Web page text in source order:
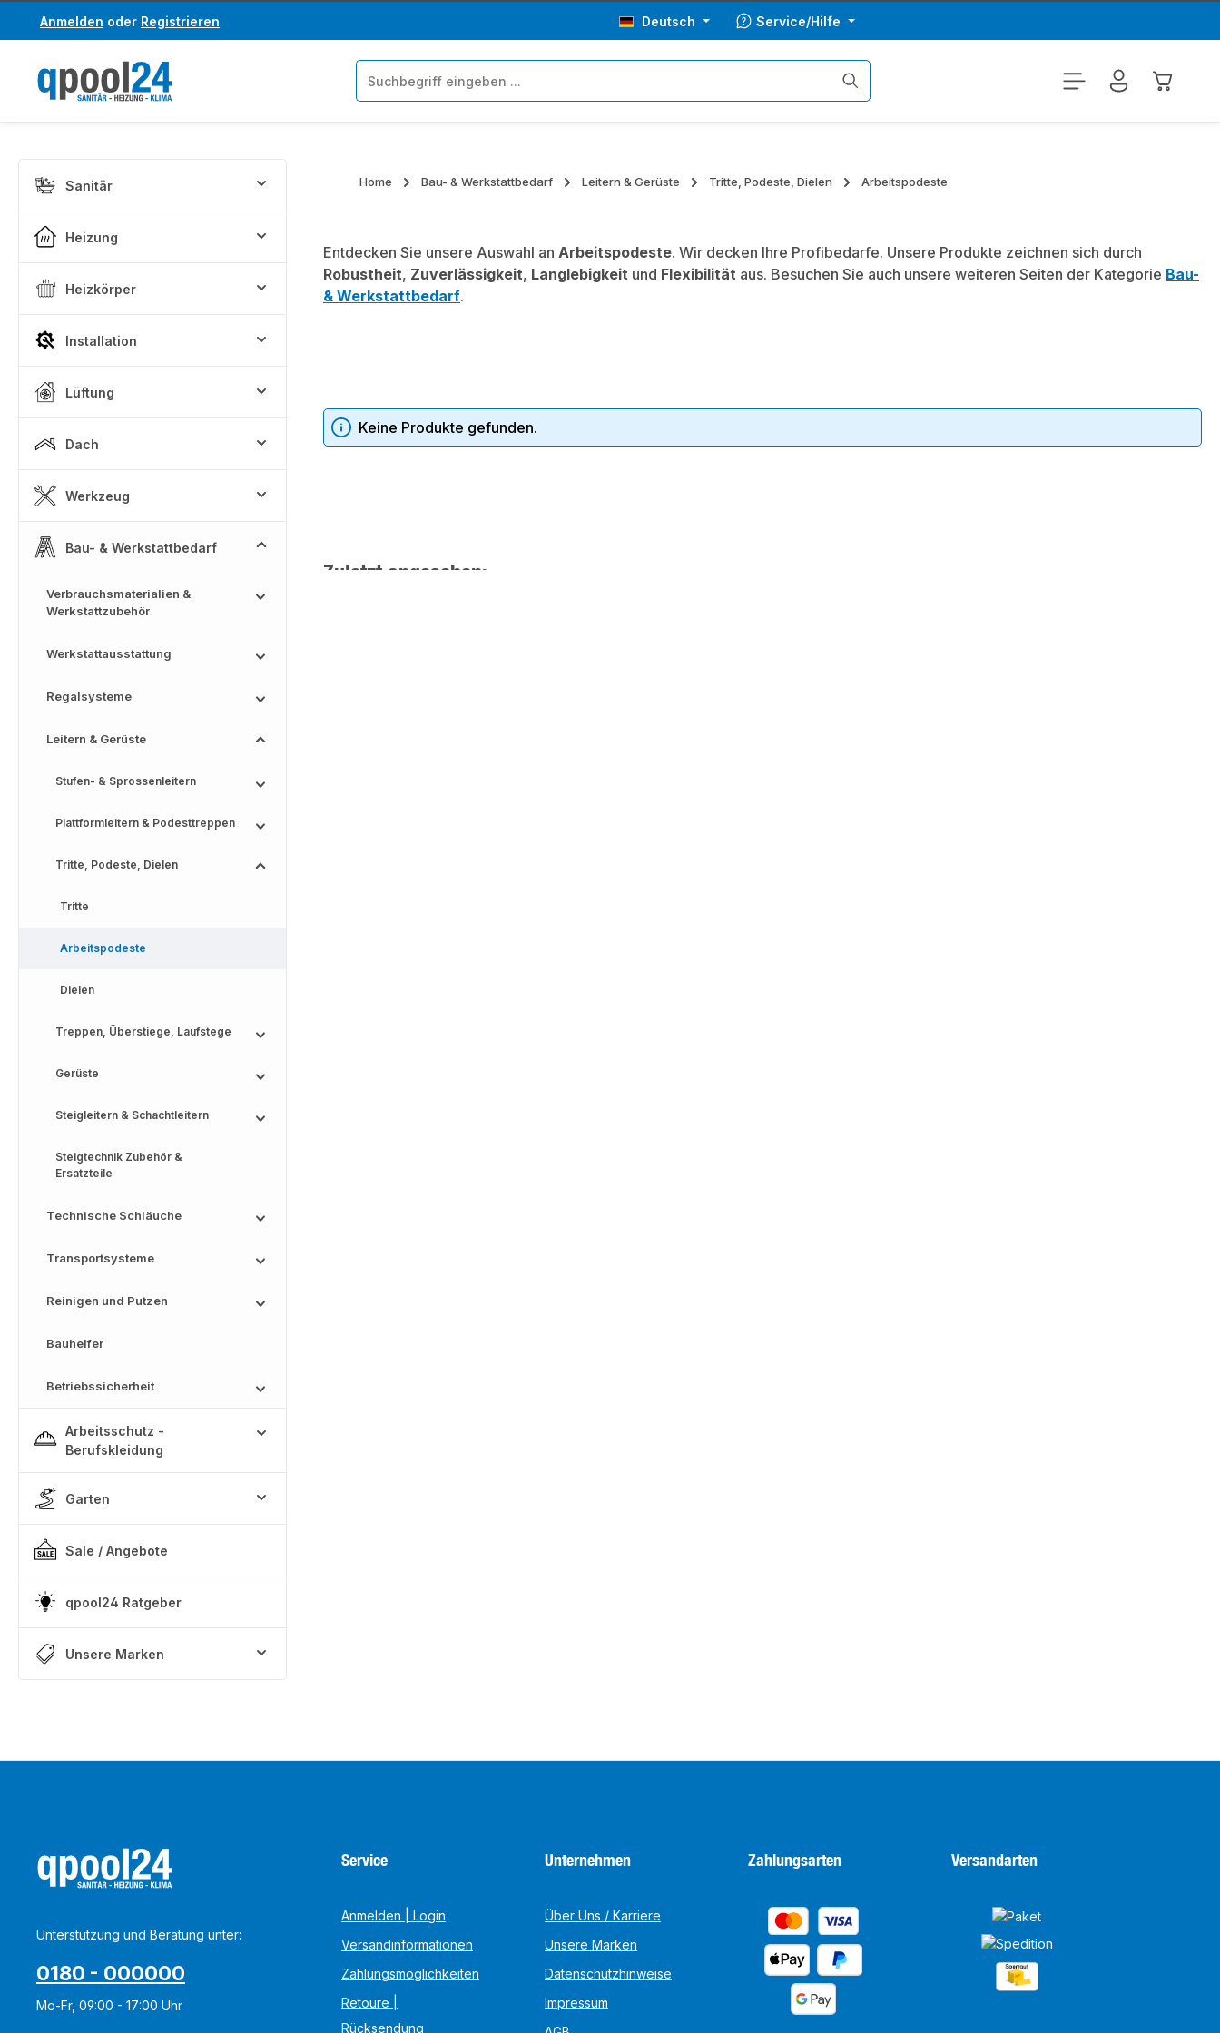
Hauptinhalt springen
Zur Suche springen
Anmelden oder Registrieren Deutsch Service/Hilfe
Sanitär
Heizung
Heizkörper
Installation
Lüftung
Dach
Werkzeug
Bau- & Werkstattbedarf
Verbrauchsmaterialien &
Werkstattzubehör
Werkstattausstattung
Regalsysteme
Leitern & Gerüste
Stufen- & Sprossenleitern
Plattformleitern & Podesttreppen
Tritte, Podeste, Dielen
Tritte
Arbeitspodeste
Dielen
Treppen, Überstiege, Laufstege
Gerüste
Steigleitern & Schachtleitern
Steigtechnik Zubehör &
Ersatzteile
Technische Schläuche
Transportsysteme
Reinigen und Putzen
Bauhelfer
Betriebssicherheit
Arbeitsschutz -
Berufskleidung
Garten
Sale / Angebote
qpool24 Ratgeber
Unsere Marken
Home Bau- & Werkstattbedarf Leitern & Gerüste Tritte, Podeste, Dielen Arbeitspodeste
Entdecken Sie unsere Auswahl an Arbeitspodeste. Wir decken Ihre Profibedarfe. Unsere Produkte zeichnen sich durch
Robustheit, Zuverlässigkeit, Langlebigkeit und Flexibilität aus. Besuchen Sie auch unsere weiteren Seiten der Kategorie Bau-
& Werkstattbedarf.
Keine Produkte gefunden.
Zuletzt angesehen:
Unterstützung und Beratung unter:
0180 - 000000
Mo-Fr, 09:00 - 17:00 Uhr
Service
Anmelden | Login
Versandinformationen
Zahlungsmöglichkeiten
Retoure |
Rücksendung
Unternehmen
Über Uns / Karriere
Unsere Marken
Datenschutzhinweise
Impressum
Zahlungsarten Versandarten